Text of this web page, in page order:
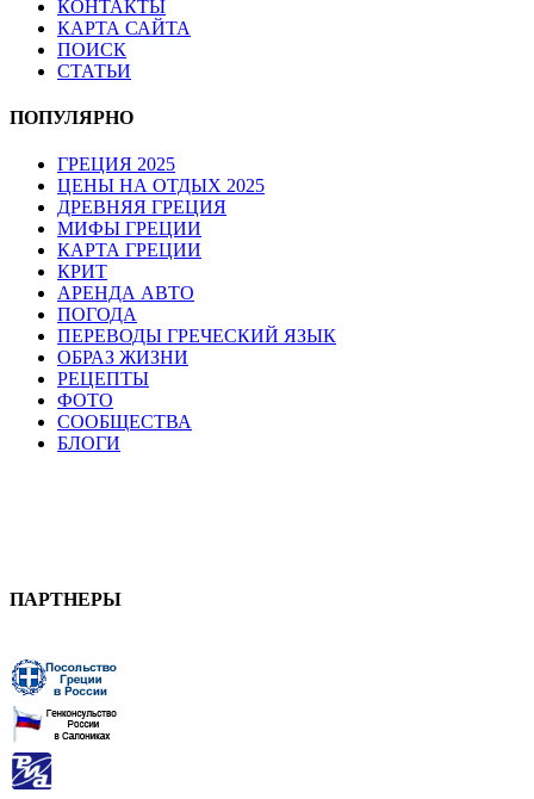
КОНТАКТЫ
КАРТА САЙТА
ПОИСК
СТАТЬИ
ПОПУЛЯРНО
ГРЕЦИЯ 2025
ЦЕНЫ НА ОТДЫХ 2025
ДРЕВНЯЯ ГРЕЦИЯ
МИФЫ ГРЕЦИИ
КАРТА ГРЕЦИИ
КРИТ
АРЕНДА АВТО
ПОГОДА
ПЕРЕВОДЫ ГРЕЧЕСКИЙ ЯЗЫК
ОБРАЗ ЖИЗНИ
РЕЦЕПТЫ
ФОТО
СООБЩЕСТВА
БЛОГИ
ПАРТНЕРЫ